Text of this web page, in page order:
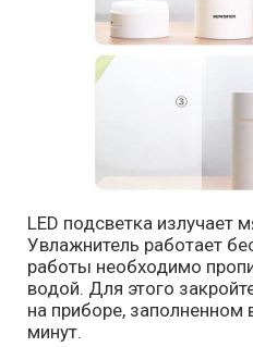
LED подсветка излучает
Увлажнитель работает
работы необходимо
водой. Для этого
на приборе,
минут.